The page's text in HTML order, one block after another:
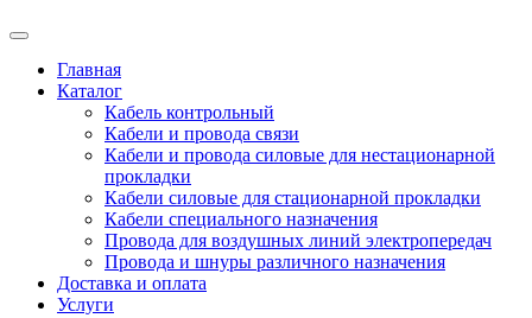
Главная
Каталог
Кабель контрольный
Кабели и провода связи
Кабели и провода силовые для нестационарной
прокладки
Кабели силовые для стационарной прокладки
Кабели специального назначения
Провода для воздушных линий электропередач
Провода и шнуры различного назначения
Доставка и оплата
Услуги